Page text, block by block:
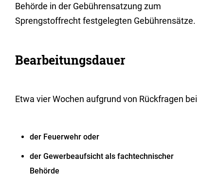
Behörde in der Gebührensatzung zum
Sprengstoffrecht festgelegten Gebührensätze.
Bearbeitungsdauer
Etwa vier Wochen aufgrund von Rückfragen bei
der Feuerwehr oder
der Gewerbeaufsicht als fachtechnischer
Behörde